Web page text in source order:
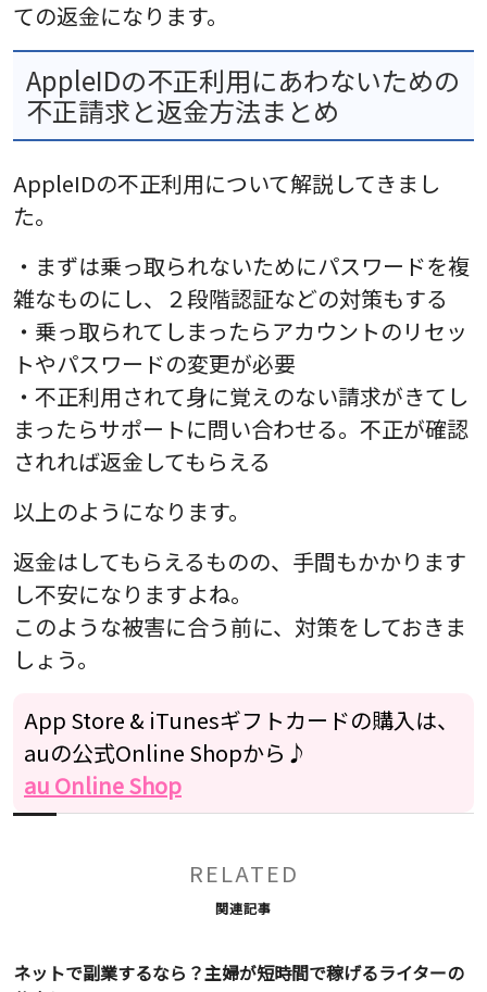
ての返金になります。
AppleIDの不正利用にあわないための
不正請求と返金方法まとめ
AppleIDの不正利用について解説してきまし
た。
・まずは乗っ取られないためにパスワードを複
雑なものにし、２段階認証などの対策もする
・乗っ取られてしまったらアカウントのリセッ
トやパスワードの変更が必要
・不正利用されて身に覚えのない請求がきてし
まったらサポートに問い合わせる。不正が確認
されれば返金してもらえる
以上のようになります。
返金はしてもらえるものの、手間もかかります
し不安になりますよね。
このような被害に合う前に、対策をしておきま
しょう。
App Store & iTunesギフトカードの購入は、
auの公式Online Shopから♪
au Online Shop
RELATED
関連記事
ネットで副業するなら？主婦が短時間で稼げるライターの